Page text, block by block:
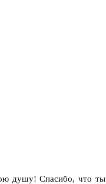
душу! Спасибо, что ты